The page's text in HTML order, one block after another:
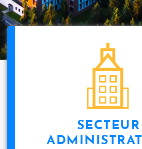
SECTEUR